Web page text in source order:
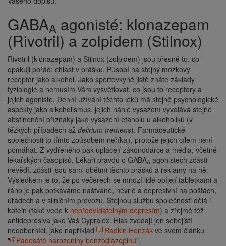
GABAA agonisté: klonazepam
(Rivotril) a zolpidem (Stilnox)
Rivotril (klonazepam) a Stilnox (zolpidem) jsou přesně to, co
opakuji pořád: chlast v prášku. Působí na stejný mozkový
receptor jako alkohol. Jako sportovkyně jistě znáte základy
fyziologie a nemusím Vám vysvětlovat, co jsou to receptory a
jejich agonisté. Denní užívání těchto léků má stejné psychologické
aspekty jako alkoholismus, jejich náhlé vysazení vyvolává stejné
abstinenční příznaky jako vysazení etanolu u alkoholiků (v
těžkých případech až delirium tremens). Farmaceutické
společnosti to tímto způsobem neříkají, protože jejich cílem není
pomáhat. Z vydřeného pak uplácejí zákonodárce a média, včetně
lékařských časopisů. Lékaři pravdu o GABAA agonistech zčásti
nevědí, zčásti jsou sami obětmi těchto prášků a reklamy na ně.
Výsledkem je to, že po večerech se mnozí lidé opíjejí tabletkami a
ráno je pak potkáváme naštvané, nevrlé a depresivní na poštách,
úřadech a v silničním provozu. Stejnou službu společnosti dělá i
kofein (také vede k nepředvídatelným depresím) a zřejmě též
antidepresiva jako Váš Cypralex. Hlas zvedají jen sebejistí
neodborníci, jako například
Radkin Honzák ve svém článku
"
Padesáté narozeniny benzodiazepinů".